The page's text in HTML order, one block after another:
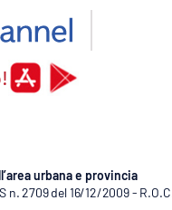
urbana e provincia
2709 del 16/12/2009 -